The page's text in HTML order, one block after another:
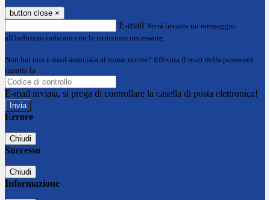
button close ×
E-mail Verrà inviato un messaggio
all'indirizzo indicato con le istruzioni necessarie.
Non hai una e-mail associata al nome utente? Effettua il reset della password
tramite la
E-mail inviata, si prega di controllare la casella di posta elettronica!
Errore
Chiudi
Successo
Chiudi
Informazione